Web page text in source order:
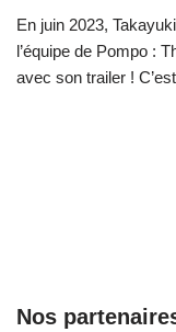
En juin 2023,
l’équipe de Pompo :
avec son trailer !
Nos